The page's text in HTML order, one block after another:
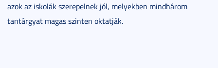
azok az iskolák szerepelnek jól, melyekben mindhárom
tantárgyat magas szinten oktatják.